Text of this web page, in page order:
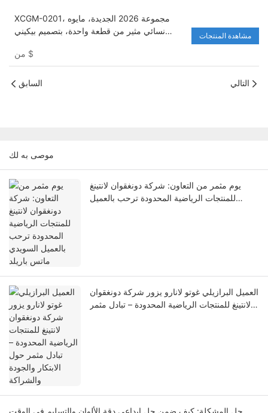
XCGM-0201، مجموعة 2026 الجديدة، مايوه
نسائي مثير من قطعة واحدة، بتصميم بيكيني
بارز، مناسب للشاطئ
$
مشاهدة المنتجات
السابق التالي
موصى به لك
يوم مثمر من التعاون: شركة دونغقوان لانتينغ
للمنتجات الرياضية المحدودة ترحب بالعميل
العميل البرازيلي غوتو لانارو يزور شركة دونغقوان
لانتينغ للمنتجات الرياضية المحدودة – تبادل مثمر
حل المشكلة: كيف ضمن حل إبداعي دقة الألوان والتسليم في الوقت